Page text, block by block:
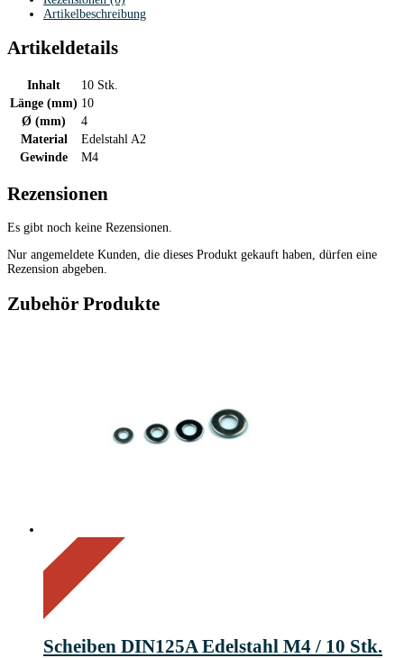
Artikelbeschreibung
Artikeldetails
Inhalt
10 Stk.
Länge (mm) 10
Ø (mm)
4
Material
Edelstahl A2
Gewinde
M4
Rezensionen
Es gibt noch keine Rezensionen.
Nur angemeldete Kunden, die dieses Produkt gekauft haben, dürfen eine
Rezension abgeben.
Zubehör Produkte
On Sale
€
Scheiben DIN125A Edelstahl M4 / 10 Stk.